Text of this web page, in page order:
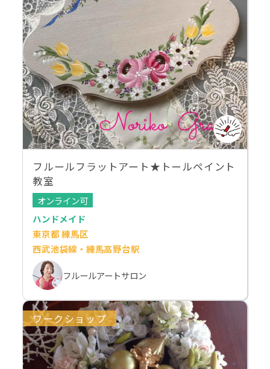
フルールフラットアート★トールペイント
教室
オンライン可
ハンドメイド
東京都 練馬区
西武池袋線・練馬高野台駅
フルールアートサロン
ワークショップ